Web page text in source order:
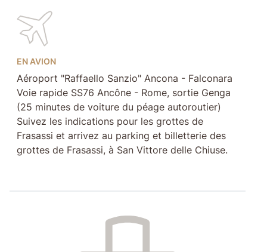
EN AVION
Aéroport "Raffaello Sanzio" Ancona - Falconara
Voie rapide SS76 Ancône - Rome, sortie Genga
(25 minutes de voiture du péage autoroutier)
Suivez les indications pour les grottes de
Frasassi et arrivez au parking et billetterie des
grottes de Frasassi, à San Vittore delle Chiuse.